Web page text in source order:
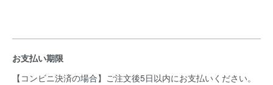
お支払い期限
【コンビニ決済の場合】ご注文後5日以内にお支払いください。